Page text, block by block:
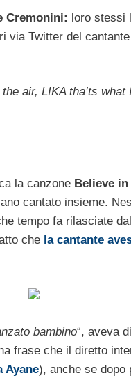
Cremonini: loro stessi
Twitter del
air, LIKA tha’ts what
la canzone Believe
cantato insieme.
tempo fa rilasciate
che la cantante
bambino“, aveva
frase che il diretto
Ayane), anche se dopo